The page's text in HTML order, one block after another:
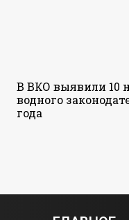
В ВКО выявили 10
водного
года